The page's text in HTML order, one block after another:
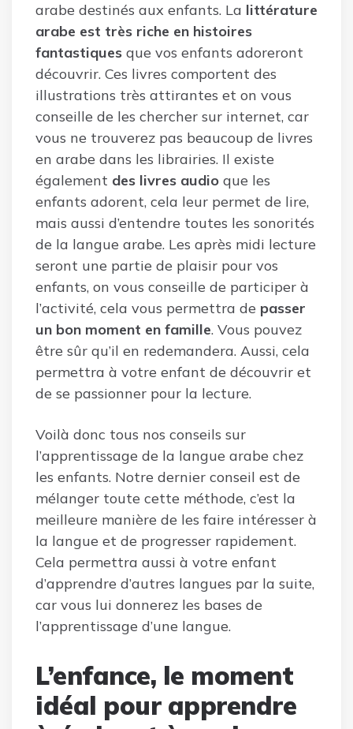
arabe destinés aux enfants. La littérature
arabe est très riche en histoires
fantastiques que vos enfants adoreront
découvrir. Ces livres comportent des
illustrations très attirantes et on vous
conseille de les chercher sur internet, car
vous ne trouverez pas beaucoup de livres
en arabe dans les librairies. Il existe
également des livres audio que les
enfants adorent, cela leur permet de lire,
mais aussi d’entendre toutes les sonorités
de la langue arabe. Les après midi lecture
seront une partie de plaisir pour vos
enfants, on vous conseille de participer à
l’activité, cela vous permettra de passer
un bon moment en famille. Vous pouvez
être sûr qu’il en redemandera. Aussi, cela
permettra à votre enfant de découvrir et
de se passionner pour la lecture.
Voilà donc tous nos conseils sur
l’apprentissage de la langue arabe chez
les enfants. Notre dernier conseil est de
mélanger toute cette méthode, c’est la
meilleure manière de les faire intéresser à
la langue et de progresser rapidement.
Cela permettra aussi à votre enfant
d’apprendre d’autres langues par la suite,
car vous lui donnerez les bases de
l’apprentissage d’une langue.
L’enfance, le moment
idéal pour apprendre